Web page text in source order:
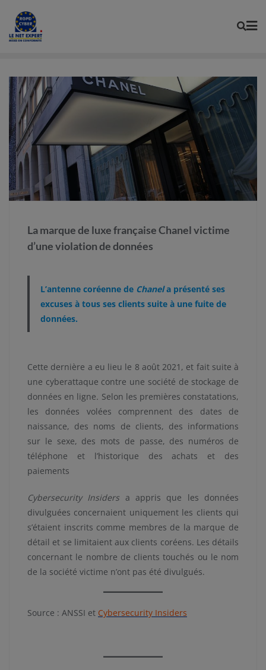
content
La marque de luxe française Chanel victime
d’une violation de données
L’antenne coréenne de Chanela présenté ses
excuses à tous ses clients suite à une fuite de
données.
Cette dernière a eu lieu le 8 août 2021, et fait suite à
une cyberattaque contre une société de stockage de
données en ligne. Selon les premières constatations,
les données volées comprennent des dates de
naissance, des noms de clients, des informations
sur le sexe, des mots de passe, des numéros de
téléphone et l’historique des achats et des
paiements
Cybersecurity Insiders a appris que les données
divulguées concernaient uniquement les clients qui
s’étaient inscrits comme membres de la marque de
détail et se limitaient aux clients coréens. Les détails
concernant le nombre de clients touchés ou le nom
de la société victime n’ont pas été divulgués.
Source : ANSSI et Cybersecurity Insiders